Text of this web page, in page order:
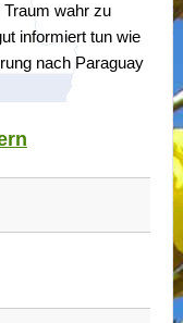
wahr zu
informiert tun wie
nach Paraguay